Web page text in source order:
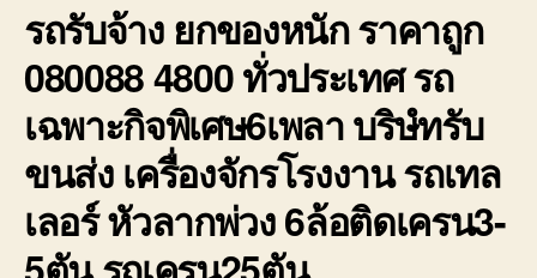
เฮี๊ยบ
5ตัน
รถรับจ้าง ยกของหนัก ราคาถูก
080088 4800 ทั่วประเทศ รถ
เฉพาะกิจพิเศษ6เพลา บริษํทรับ
ขนส่ง เครื่องจักรโรงงาน รถเทล
เลอร์ หัวลากพ่วง 6ล้อติดเครน3-